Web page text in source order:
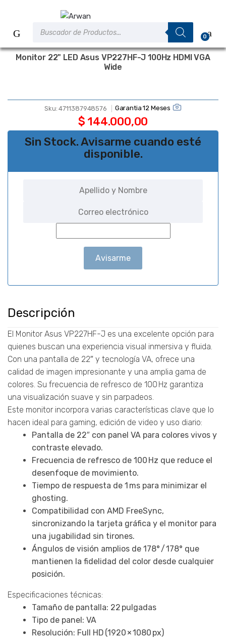
contenido
0
Monitor 22" LED Asus VP227HF-J 100Hz HDMI VGA
Wide
Sku:4711387948576 Garantia 12 Meses
$ 144.000,00
Sin Stock. Avisarme cuando esté
disponible.
Avisarme
Descripción
El Monitor Asus VP227HF-J es una excelente opción para
quienes buscan una experiencia visual inmersiva y fluida.
Con una pantalla de 22″ y tecnología VA, ofrece una
calidad de imagen impresionante y una amplia gama de
colores. Su frecuencia de refresco de 100 Hz garantiza
una visualización suave y sin parpadeos.
Este monitor incorpora varias características clave que lo
hacen ideal para gaming, edición de video y uso diario:
Pantalla de 22″ con panel VA para colores vivos y
contraste elevado.
Frecuencia de refresco de 100 Hz que reduce el
desenfoque de movimiento.
Tiempo de respuesta de 1 ms para minimizar el
ghosting.
Compatibilidad con AMD FreeSync,
sincronizando la tarjeta gráfica y el monitor para
una jugabilidad sin tirones.
Ángulos de visión amplios de 178° / 178° que
mantienen la fidelidad del color desde cualquier
posición.
Especificaciones técnicas:
Tamaño de pantalla: 22 pulgadas
Tipo de panel: VA
Resolución: Full HD (1920 × 1080 px)